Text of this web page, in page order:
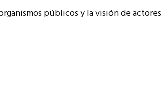
públicos y la visión de actores